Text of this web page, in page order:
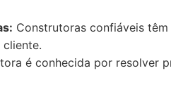
Construtoras confiáveis
é conhecida por resolver